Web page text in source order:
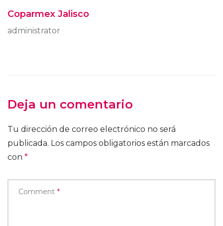
Coparmex Jalisco
administrator
Deja un comentario
Tu dirección de correo electrónico no será
publicada. Los campos obligatorios están marcados
con *
Comment *